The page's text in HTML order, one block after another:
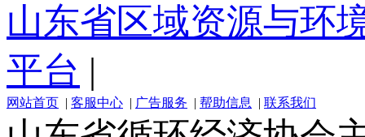
山东省区域资源与环
平台 |
网站首页 | 客服中心 | 广告服务 | 帮助信息 | 联系我们